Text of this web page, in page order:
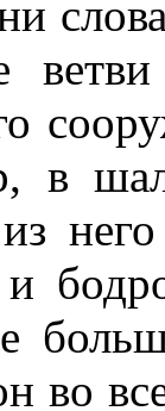
в
из
во